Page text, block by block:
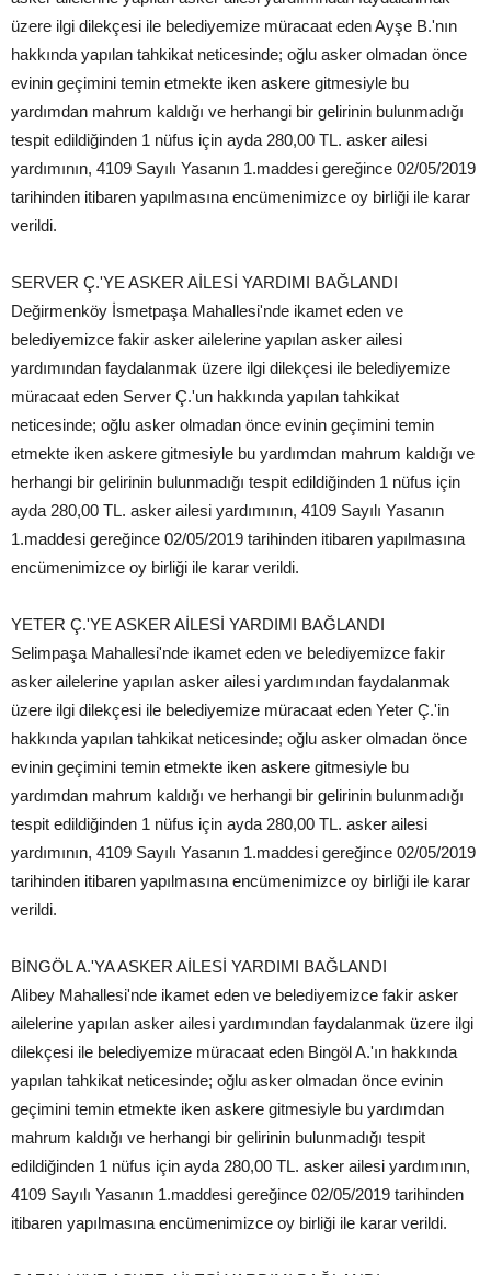
üzere ilgi dilekçesi ile belediyemize müracaat eden Ayşe B.'nın
hakkında yapılan tahkikat neticesinde; oğlu asker olmadan önce
evinin geçimini temin etmekte iken askere gitmesiyle bu
yardımdan mahrum kaldığı ve herhangi bir gelirinin bulunmadığı
tespit edildiğinden 1 nüfus için ayda 280,00 TL. asker ailesi
yardımının, 4109 Sayılı Yasanın 1.maddesi gereğince 02/05/2019
tarihinden itibaren yapılmasına encümenimizce oy birliği ile karar
verildi.
SERVER Ç.'YE ASKER AİLESİ YARDIMI BAĞLANDI
Değirmenköy İsmetpaşa Mahallesi'nde ikamet eden ve
belediyemizce fakir asker ailelerine yapılan asker ailesi
yardımından faydalanmak üzere ilgi dilekçesi ile belediyemize
müracaat eden Server Ç.'un hakkında yapılan tahkikat
neticesinde; oğlu asker olmadan önce evinin geçimini temin
etmekte iken askere gitmesiyle bu yardımdan mahrum kaldığı ve
herhangi bir gelirinin bulunmadığı tespit edildiğinden 1 nüfus için
ayda 280,00 TL. asker ailesi yardımının, 4109 Sayılı Yasanın
1.maddesi gereğince 02/05/2019 tarihinden itibaren yapılmasına
encümenimizce oy birliği ile karar verildi.
YETER Ç.'YE ASKER AİLESİ YARDIMI BAĞLANDI
Selimpaşa Mahallesi'nde ikamet eden ve belediyemizce fakir
asker ailelerine yapılan asker ailesi yardımından faydalanmak
üzere ilgi dilekçesi ile belediyemize müracaat eden Yeter Ç.'in
hakkında yapılan tahkikat neticesinde; oğlu asker olmadan önce
evinin geçimini temin etmekte iken askere gitmesiyle bu
yardımdan mahrum kaldığı ve herhangi bir gelirinin bulunmadığı
tespit edildiğinden 1 nüfus için ayda 280,00 TL. asker ailesi
yardımının, 4109 Sayılı Yasanın 1.maddesi gereğince 02/05/2019
tarihinden itibaren yapılmasına encümenimizce oy birliği ile karar
verildi.
BİNGÖL A.'YA ASKER AİLESİ YARDIMI BAĞLANDI
Alibey Mahallesi'nde ikamet eden ve belediyemizce fakir asker
ailelerine yapılan asker ailesi yardımından faydalanmak üzere ilgi
dilekçesi ile belediyemize müracaat eden Bingöl A.'ın hakkında
yapılan tahkikat neticesinde; oğlu asker olmadan önce evinin
geçimini temin etmekte iken askere gitmesiyle bu yardımdan
mahrum kaldığı ve herhangi bir gelirinin bulunmadığı tespit
edildiğinden 1 nüfus için ayda 280,00 TL. asker ailesi yardımının,
4109 Sayılı Yasanın 1.maddesi gereğince 02/05/2019 tarihinden
itibaren yapılmasına encümenimizce oy birliği ile karar verildi.